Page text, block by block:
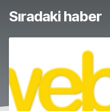
Sıradaki haber